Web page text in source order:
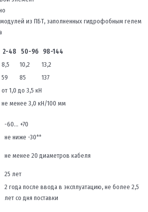
из ПБТ, заполненных гидрофобным гелем
2-48 50-96
98-144
8,5 10,2
13,2
59 85
137
от 1,0 до 3,5 кН
не менее 3,0 кН/100 мм
-60… +70
не ниже -30**
не менее 20 диаметров кабеля
25 лет
2 года после ввода в эксплуатацию, не более 2,5
лет со дня поставки